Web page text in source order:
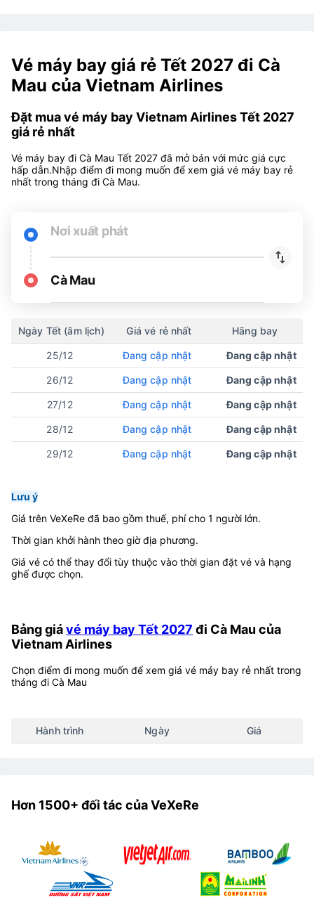
Vé máy bay giá rẻ Tết 2027 đi Cà
Mau của Vietnam Airlines
Đặt mua vé máy bay Vietnam Airlines Tết 2027
giá rẻ nhất
Vé máy bay đi Cà Mau Tết 2027 đã mở bán với mức giá cực
hấp dẫn.Nhập điểm đi mong muốn để xem giá vé máy bay rẻ
nhất trong tháng đi Cà Mau.
Nơi xuất phát
Cà Mau
Ngày Tết (âm lịch) Giá vé rẻ nhất Hãng bay
25/12 Đang cập nhật Đang cập nhật
26/12 Đang cập nhật Đang cập nhật
27/12 Đang cập nhật Đang cập nhật
28/12 Đang cập nhật Đang cập nhật
29/12 Đang cập nhật Đang cập nhật
Lưu ý
Giá trên VeXeRe đã bao gồm thuế, phí cho 1 người lớn.
Thời gian khởi hành theo giờ địa phương.
Giá vé có thể thay đổi tùy thuộc vào thời gian đặt vé và hạng
ghế được chọn.
Bảng giávé máy bay Tết 2027 đi Cà Mau của
Vietnam Airlines
Chọn điểm đi mong muốn để xem giá vé máy bay rẻ nhất trong
tháng đi Cà Mau
Hành trình Ngày Giá
Hơn 1500+ đối tác của VeXeRe